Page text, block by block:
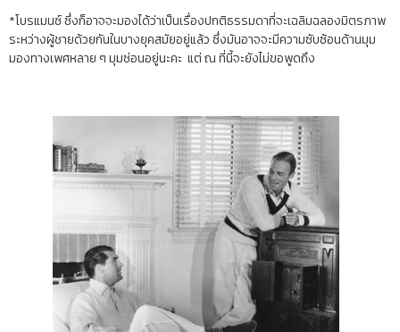
*โบรแมนซ์ ซึ่งก็อาจจะมองได้ว่าเป็นเรื่องปกติธรรมดาที่จะเฉลิมฉลองมิตรภาพ
ระหว่างผู้ชายด้วยกันในบางยุคสมัยอยู่แล้ว ซึ่งมันอาจจะมีความซับซ้อนด้านมุม
มองทางเพศหลาย ๆ มุมซ่อนอยู่นะคะ แต่ ณ ที่นี้จะยังไม่ขอพูดถึง